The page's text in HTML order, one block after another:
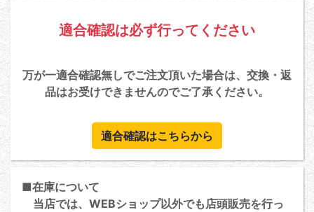
適合確認は必ず行ってください
万が一適合確認無しでご注文頂いた場合は、交換・返
品はお受けできませんのでご了承ください。
適合確認はこちらから
■在庫について
当店では、WEBショップ以外でも店頭販売を行っ